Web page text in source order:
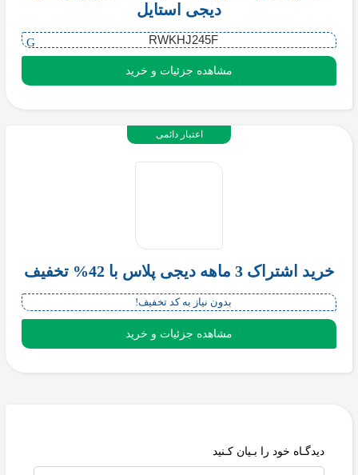
دیجی استایل
RWKHJ245F
مشاهده جزئیات و خرید
خرید اشتراک 3 ماهه دیجی پلاس با 42% تخفیف
بدون نیاز به کد تخفیف!
مشاهده جزئیات و خرید
اعتبار دائمی
دیدگـاه خود را بـیان کـنید